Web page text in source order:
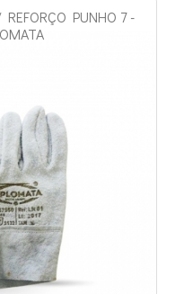
REFORÇO PUNHO 7 -